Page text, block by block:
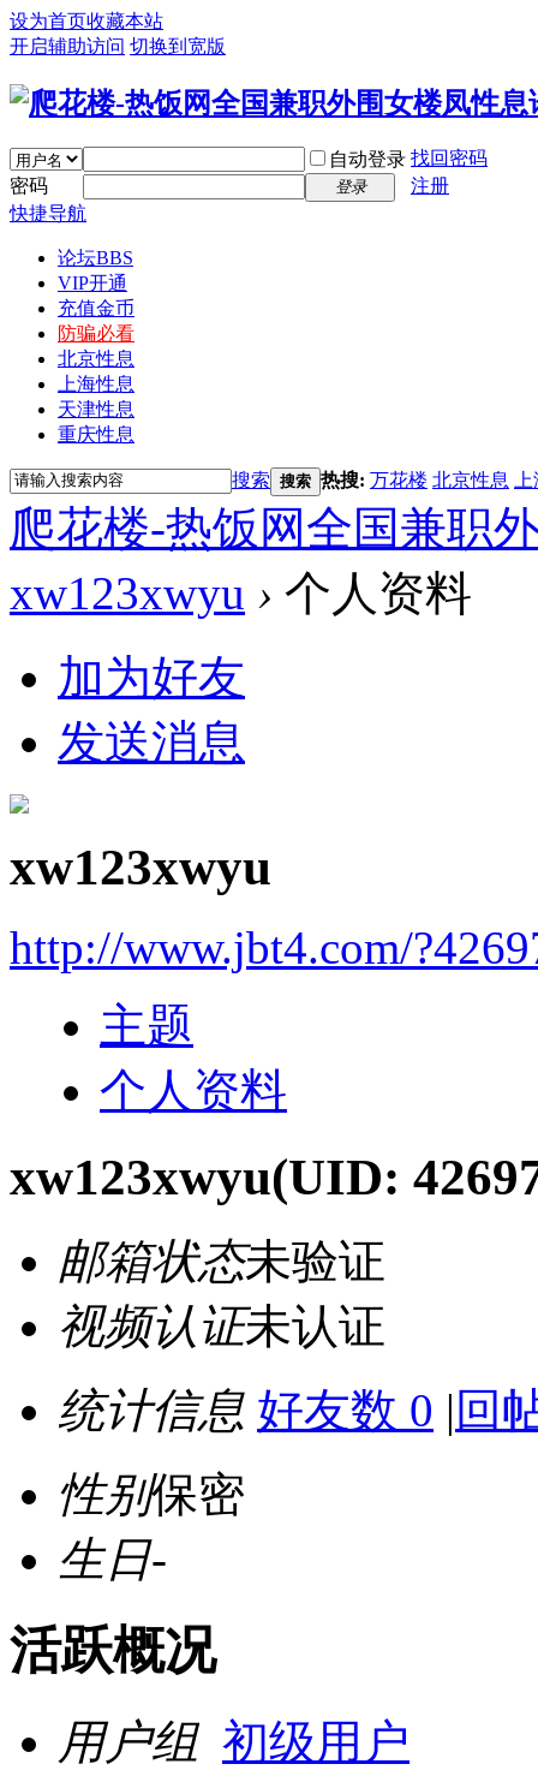
设为首页收藏本站
开启辅助访问 切换到宽版
自动登录 找回密码
密码
登录
注册
快捷导航
论坛BBS
VIP开通
充值金币
防骗必看
北京性息
上海性息
天津性息
重庆性息
搜索 搜索 热搜: 万花楼 北京性息
爬花楼-热饭网全国兼职
xw123xwyu › 个人资料
加为好友
发送消息
xw123xwyu
http://www.jbt4.com/
主题
个人资料
xw123xwyu(UID:
邮箱状态未验证
视频认证未认证
统计信息 好友数 0 | 回
性别保密
生日-
活跃概况
用户组 初级用户